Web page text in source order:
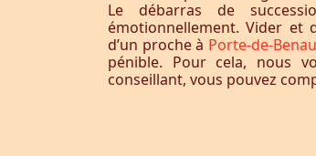
Le débarras de
émotionnellement. Vider et
d’un proche à Porte-de-
pénible. Pour cela, nous
conseillant, vous pouvez